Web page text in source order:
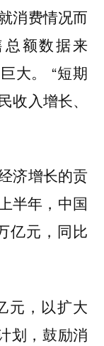
消费情况而
额数据来
大。 “短期
入增长、
济增长的贡
半年，中国
亿元，同比
元，以扩大
划，鼓励消